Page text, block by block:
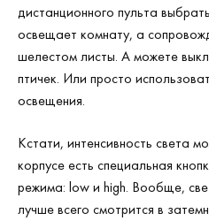
дистанционного пульта
освещает комнату, а
шелестом листы. А можете
птичек. Или просто
освещения.
Кстати, интенсивность света
корпусе есть специальная
режима: low и high. Вообще,
лучше всего смотрится в